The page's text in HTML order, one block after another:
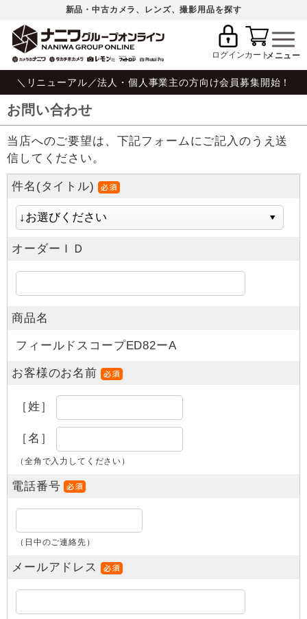
新品・中古カメラ、レンズ、撮影用品を探す
ログインカート
＼リニューアル／法人・個人事業主の方向け会員募集開始！
お問い合わせ
当店へのご要望は、下記フォームにご記入のうえ送
信してください。
件名(タイトル)
オーダーＩＤ
商品名
フィールドスコープED82ーA
お客様のお名前
［姓］
［名］
（全角で入力してください）
電話番号
（日中のご連絡先）
メールアドレス